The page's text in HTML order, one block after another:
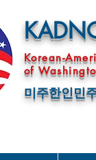
Korean-
of
미주한인민